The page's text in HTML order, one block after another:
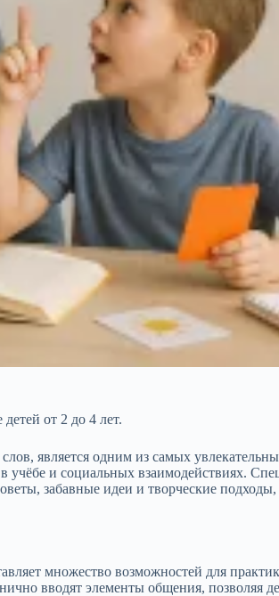
от 2 до 4 лет.
является одним из самых
и социальных взаимодействиях.
забавные идеи и творческие
множество возможностей для
вводят элементы общения, позволяя